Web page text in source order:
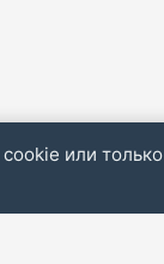
или только